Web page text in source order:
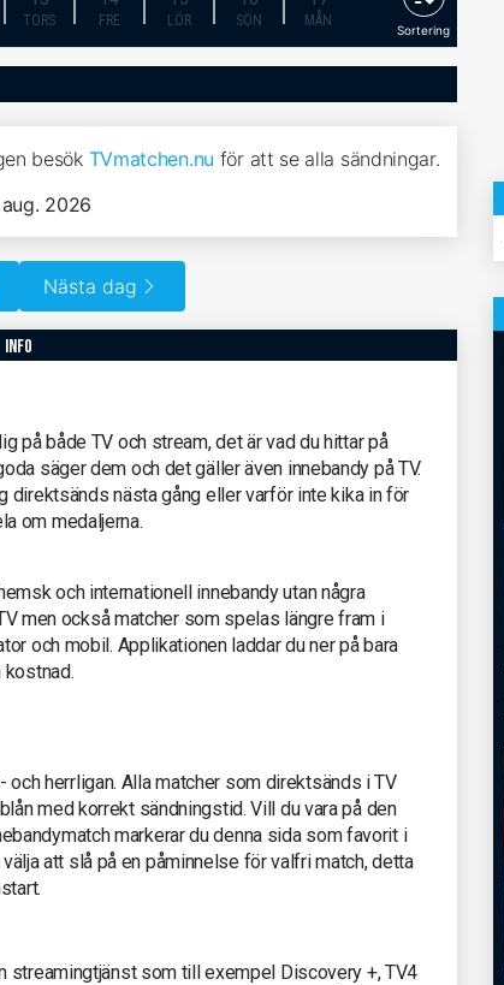
TORS FRE LÖR SÖN MÅN
Sortering
besök TVmatchen.nu för att se alla sändningar.
2026
Nästa dag
info
på både TV och stream, det är vad du hittar på
säger dem och det gäller även innebandy på TV.
direktsänds nästa gång eller varför inte kika in för
om medaljerna.
och internationell innebandy utan några
men också matcher som spelas längre fram i
och mobil. Applikationen laddar du ner på bara
kostnad.
och herrligan. Alla matcher som direktsänds i TV
med korrekt sändningstid. Vill du vara på den
markerar du denna sida som favorit i
att slå på en påminnelse för valfri match, detta
streamingtjänst som till exempel Discovery +, TV4